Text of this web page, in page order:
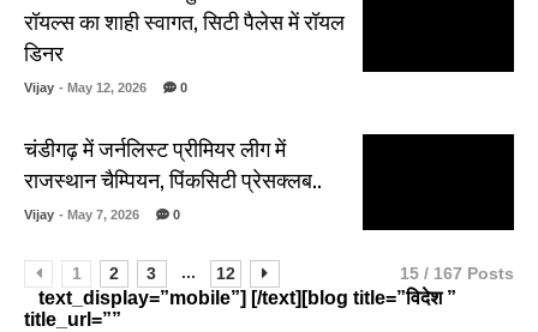
रॉयल्स का शाही स्वागत, सिटी पैलेस में रॉयल
डिनर
Vijay - May 12, 2026 0
चंडीगढ़ में जर्नलिस्ट प्रीमियर लीग में
राजस्थान चैम्पियन, पिंकसिटी प्रेसक्लब..
Vijay - May 7, 2026 0
1 2 3 ... 12 15 / 167 Posts
text_display=”mobile”] [/text][blog title=”विदेश ”
title_url=””